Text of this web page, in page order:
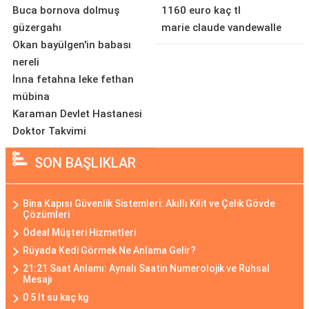
Buca bornova dolmuş
güzergahı
Okan bayülgen'in babası
nereli
İnna fetahna leke fethan
mübina
Karaman Devlet Hastanesi
Doktor Takvimi
1160 euro kaç tl
marie claude vandewalle
SON BAŞLIKLAR
Bina Kapısı Güvenlik Sistemleri: Akıllı Kilit ve Çelik Gövde
Çözümleri
Ödeal Müşteri Hizmetleri
Rüyada Kedi Görmek Ne Anlama Gelir?
21:21 Saat Anlamı: Aynalı Saatin Numerolojik ve Ruhsal
Mesajı
0 5 lt su kaç kg